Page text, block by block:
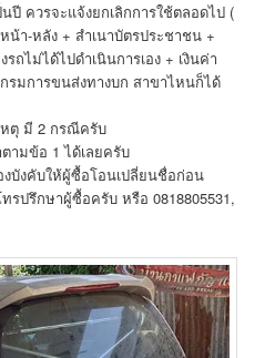
ปี ควรจะแจ้งยกเลิกการใช้ตลอดไป (
น้า-หลัง + สำเนาบัตรประชาชน +
ไม่ได้ไปดำเนินการเอง + เงินค่า
รมการขนส่งทางบก สาขาไหนก็ได้
ตุ มี 2 กรณีครับ
ามข้อ 1 ได้เลยครับ
บังคับให้ผู้ซื้อโอนเปลี่ยนชื่อก่อน
รปรึกษาผู้ซื้อครับ หรือ 0818805531,